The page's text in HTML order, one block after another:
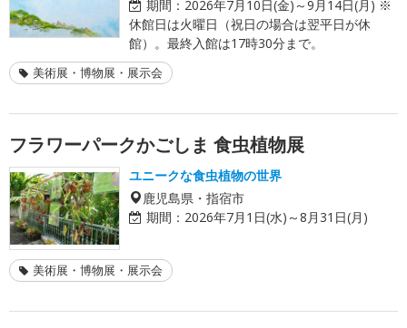
期間： 2026年7月10日(金)～9月14日(月) ※
休館日は火曜日（祝日の場合は翌平日が休
館）。最終入館は17時30分まで。
美術展・博物展・展示会
フラワーパークかごしま 食虫植物展
ユニークな食虫植物の世界
鹿児島県・指宿市
期間： 2026年7月1日(水)～8月31日(月)
美術展・博物展・展示会